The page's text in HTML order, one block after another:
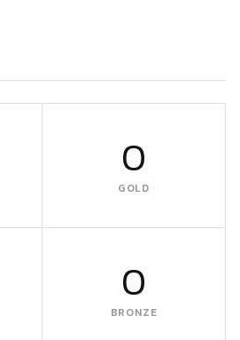
0
GOLD
0
BRONZE